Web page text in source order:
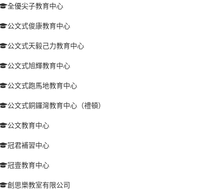
全優尖子教育中心
公文式俊康教育中心
公文式天毅己力教育中心
公文式旭輝教育中心
公文式跑馬地教育中心
公文式銅鑼灣教育中心（禮頓）
公文教育中心
冠君補習中心
冠壹教育中心
創思樂教室有限公司